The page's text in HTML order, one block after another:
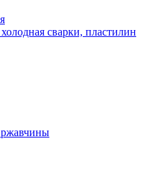
сварки, пластилин
ржавчины